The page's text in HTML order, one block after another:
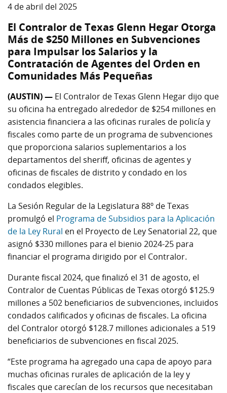
4 de abril del 2025
El Contralor de Texas Glenn Hegar Otorga
Más de $250 Millones en Subvenciones
para Impulsar los Salarios y la
Contratación de Agentes del Orden en
Comunidades Más Pequeñas
(AUSTIN) — El Contralor de Texas Glenn Hegar dijo que
su oficina ha entregado alrededor de $254 millones en
asistencia financiera a las oficinas rurales de policía y
fiscales como parte de un programa de subvenciones
que proporciona salarios suplementarios a los
departamentos del sheriff, oficinas de agentes y
oficinas de fiscales de distrito y condado en los
condados elegibles.
La Sesión Regular de la Legislatura 88º de Texas
promulgó el Programa de Subsidios para la Aplicación
de la Ley Rural en el Proyecto de Ley Senatorial 22, que
asignó $330 millones para el bienio 2024-25 para
financiar el programa dirigido por el Contralor.
Durante fiscal 2024, que finalizó el 31 de agosto, el
Contralor de Cuentas Públicas de Texas otorgó $125.9
millones a 502 beneficiarios de subvenciones, incluidos
condados calificados y oficinas de fiscales. La oficina
del Contralor otorgó $128.7 millones adicionales a 519
beneficiarios de subvenciones en fiscal 2025.
“Este programa ha agregado una capa de apoyo para
muchas oficinas rurales de aplicación de la ley y
fiscales que carecían de los recursos que necesitaban